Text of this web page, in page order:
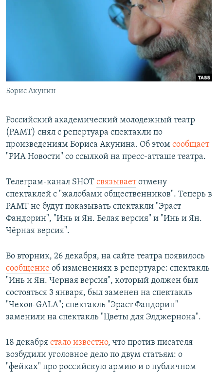
ПОДПИШИТЕСЬ НА РАССЫЛКУ
Все сайты РСЕ/РС
Борис Акунин
Российский академический молодежный театр
(РАМТ) снял с репертуара спектакли по
произведениям Бориса Акунина. Об этом сообщает
"РИА Новости" со ссылкой на пресс-атташе театра.
Телеграм-канал SHOT связываетотмену
спектаклей с "жалобами общественников". Теперь в
РАМТ не будут показывать спектакли "Эраст
Фандорин", "Инь и Ян. Белая версия" и "Инь и Ян.
Чёрная версия".
Во вторник, 26 декабря, на сайте театра появилось
сообщение об изменениях в репертуаре: спектакль
"Инь и Ян. Черная версия", который должен был
состояться 3 января, был заменен на спектакль
"Чехов-GALA"; спектакль "Эраст Фандорин"
заменили на спектакль "Цветы для Элджернона".
18 декабря стало известно, что против писателя
возбудили уголовное дело по двум статьям: о
"фейках" про российскую армию и о публичном